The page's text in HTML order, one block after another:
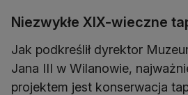
Niezwykłe XIX-wieczne
Jak podkreślił dyrektor
Jana III w Wilanowie,
projektem jest konserwacja